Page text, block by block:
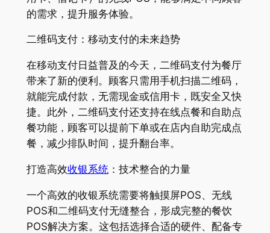
的需求，提升服务体验。
二维码支付：移动支付的未来趋势
在移动支付日益普及的今天，二维码支付为餐厅
带来了新的便利。顾客只需用手机扫描二维码，
就能完成付款，无需现金或信用卡，既安全又快
捷。此外，二维码支付还支持在线点餐和自助点
餐功能，顾客可以提前下单或在店内自助完成点
餐，减少排队时间，提升翻台率。
打造高效收银系统：技术整合的力量
一个高效的收银系统需要将触摸屏POS、无线
POS和二维码支付无缝整合，形成完整的餐饮
POS解决方案。这包括选择合适的硬件、配备专